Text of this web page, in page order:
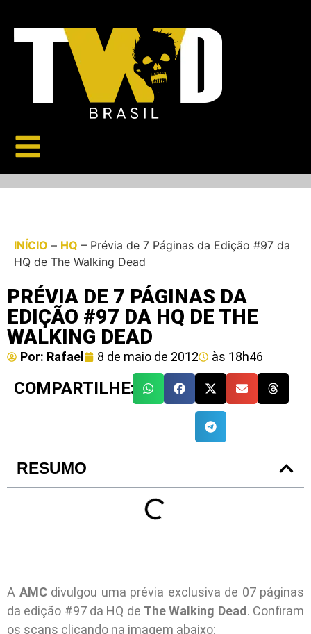
INÍCIO – HQ – Prévia de 7 Páginas da Edição #97 da
HQ de The Walking Dead
PRÉVIA DE 7 PÁGINAS DA
EDIÇÃO #97 DA HQ DE THE
WALKING DEAD
Por: Rafael 8 de maio de 2012 às 18h46
COMPARTILHE:
RESUMO
A AMC divulgou uma prévia exclusiva de 07 páginas
da edição #97 da HQ de The Walking Dead. Confiram
os scans clicando na imagem abaixo: